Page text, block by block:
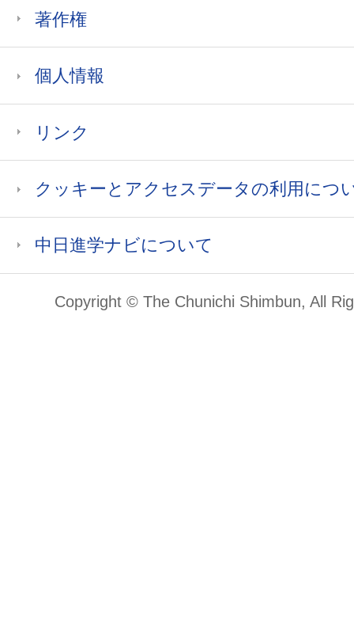
著作権
個人情報
リンク
クッキーとアクセスデータの利用につ
中日進学ナビについて
Copyright © The Chunichi Shimbun, All